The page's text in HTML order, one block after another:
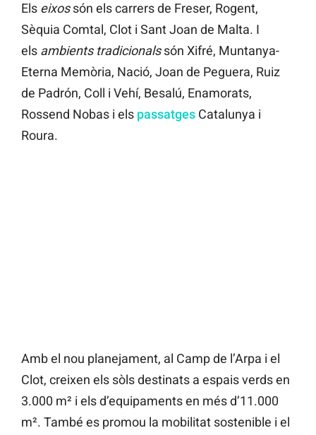
Els eixossón els carrers de Freser, Rogent,
Sèquia Comtal, Clot i Sant Joan de Malta. I
els ambients tradicionalssón Xifré, Muntanya-
Eterna Memòria, Nació, Joan de Peguera, Ruiz
de Padrón, Coll i Vehí, Besalú, Enamorats,
Rossend Nobas i els passatges Catalunya i
Roura.
Amb el nou planejament, al Camp de l’Arpa i el
Clot, creixen els sòls destinats a espais verds en
3.000 m² i els d’equipaments en més d’11.000
m². També es promou la mobilitat sostenible i el